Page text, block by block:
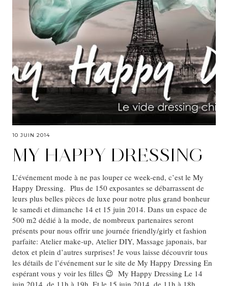
10 JUIN 2014
MY HAPPY DRESSING
L’événement mode à ne pas louper ce week-end, c’est le My
Happy Dressing. Plus de 150 exposantes se débarrassent de
leurs plus belles pièces de luxe pour notre plus grand bonheur
le samedi et dimanche 14 et 15 juin 2014. Dans un espace de
500 m2 dédié à la mode, de nombreux partenaires seront
présents pour nous offrir une journée friendly/girly et fashion
parfaite: Atelier make-up, Atelier DIY, Massage japonais, bar
detox et plein d’autres surprises! Je vous laisse découvrir tous
les détails de l’événement sur le site de My Happy Dressing En
espérant vous y voir les filles 😉 My Happy Dressing Le 14
juin 2014, de 11h à 19h, Et le 15 juin 2014, de 11h à 18h.…